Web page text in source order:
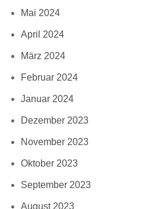
Mai 2024
April 2024
März 2024
Februar 2024
Januar 2024
Dezember 2023
November 2023
Oktober 2023
September 2023
August 2023